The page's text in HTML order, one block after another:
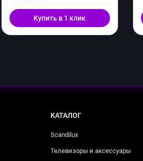
Купить в 1 клик
КАТАЛОГ
Scandilux
Телевизоры и аксессуары